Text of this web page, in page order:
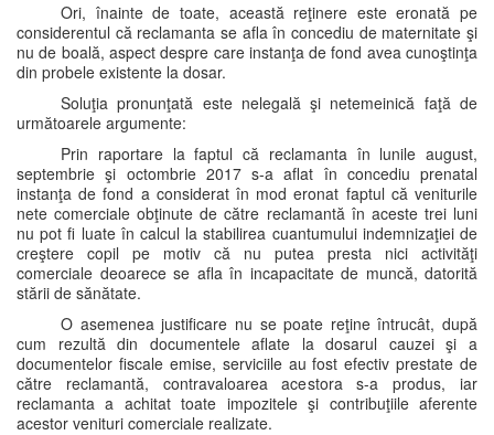
Ori, înainte de toate, această reţinere este eronată pe
considerentul că reclamanta se afla în concediu de maternitate şi
nu de boală, aspect despre care instanţa de fond avea cunoştinţa
din probele existente la dosar.
Soluţia pronunţată este nelegală şi netemeinică faţă de
următoarele argumente:
Prin raportare la faptul că reclamanta în lunile august,
septembrie şi octombrie 2017 s-a aflat în concediu prenatal
instanţa de fond a considerat în mod eronat faptul că veniturile
nete comerciale obţinute de către reclamantă în aceste trei luni
nu pot fi luate în calcul la stabilirea cuantumului indemnizaţiei de
creştere copil pe motiv că nu putea presta nici activităţi
comerciale deoarece se afla în incapacitate de muncă, datorită
stării de sănătate.
O asemenea justificare nu se poate reţine întrucât, după
cum rezultă din documentele aflate la dosarul cauzei şi a
documentelor fiscale emise, serviciile au fost efectiv prestate de
către reclamantă, contravaloarea acestora s-a produs, iar
reclamanta a achitat toate impozitele şi contribuţiile aferente
acestor venituri comerciale realizate.